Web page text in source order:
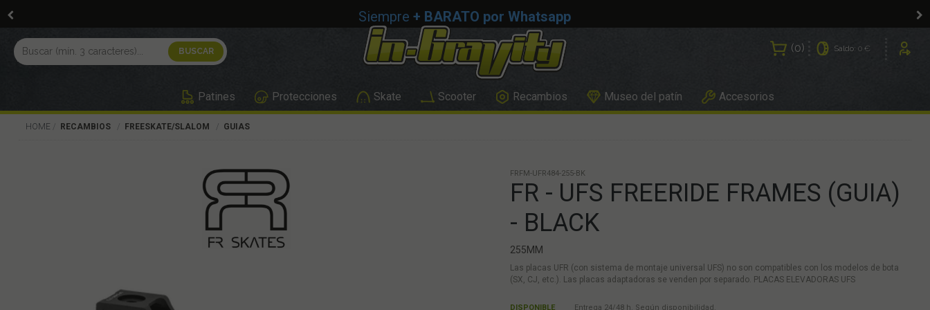
Siempre + BARATO por Whatsapp
0 Saldo: 0 €
Patines Protecciones Skate Scooter Recambios Museo del patín Accesorios
HOME RECAMBIOS FREESKATE/SLALOM GUIAS
FRFM-UFR484-255-BK
FR - UFS FREERIDE FRAMES (GUIA)
- BLACK
255MM
Las placas UFR (con sistema de montaje universal UFS) no son compatibles con los modelos de bota
(SX, CJ, etc.). Las placas adaptadoras se venden por separado. PLACAS ELEVADORAS UFS
DISPONIBLE Entrega 24/48 h. Según disponibilidad.